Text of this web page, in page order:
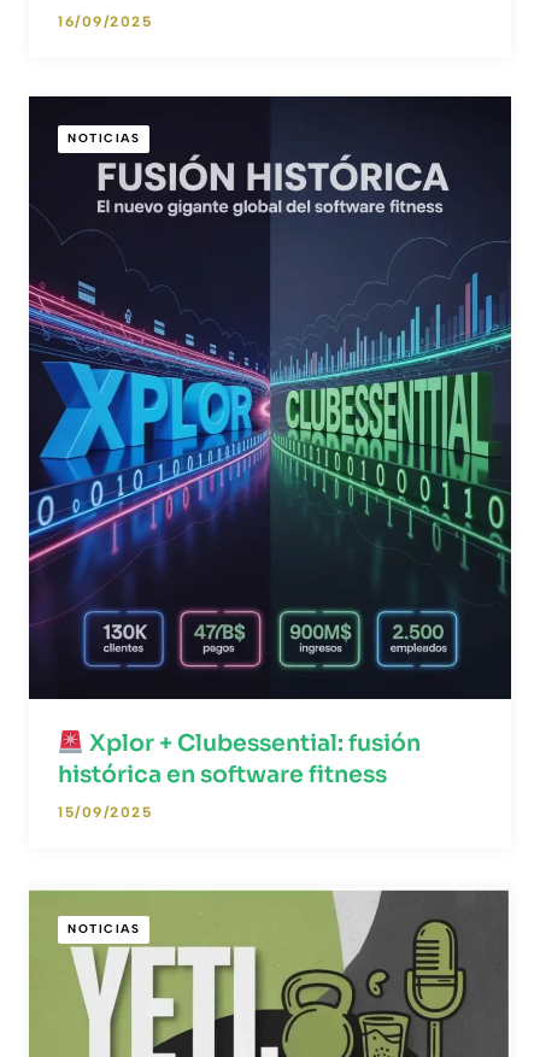
16/09/2025
NOTICIAS
Xplor + Clubessential: fusión
histórica en software fitness
15/09/2025
NOTICIAS